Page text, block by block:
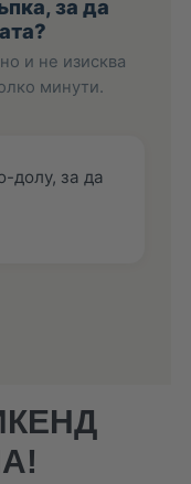
за да
и не изисква
минути.
долу, за да